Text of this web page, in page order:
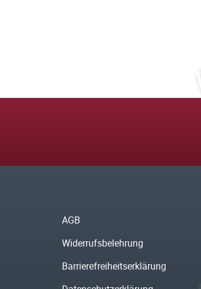
AGB
Widerrufsbelehrung
Barrierefreiheitserklärung